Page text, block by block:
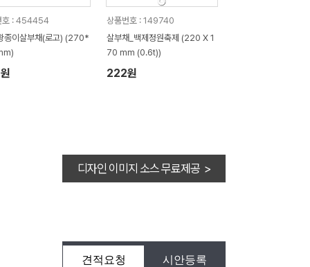
호 : 454454
종이살부채(로고) (270*
상품번호 : 149740
살부채_백제정원축제 (220 X 1
70 mm (0.6t))
222원
디자인 이미지 소스 무료제공 >
견적요청 시안등록